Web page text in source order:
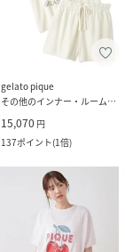
gelato pique
その他のインナー・ルームウェア
15,070 円
137ポイント(1倍)